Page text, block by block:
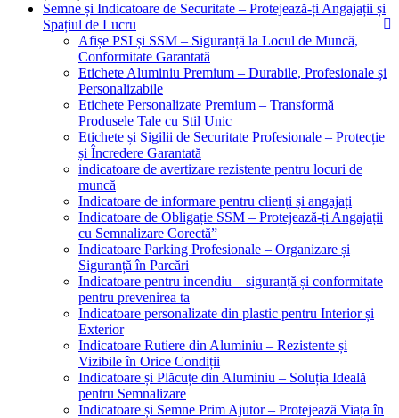
Semne și Indicatoare de Securitate – Protejează-ți Angajații și
Spațiul de Lucru
Afișe PSI și SSM – Siguranță la Locul de Muncă,
Conformitate Garantată
Etichete Aluminiu Premium – Durabile, Profesionale și
Personalizabile
Etichete Personalizate Premium – Transformă
Produsele Tale cu Stil Unic
Etichete și Sigilii de Securitate Profesionale – Protecție
și Încredere Garantată
indicatoare de avertizare rezistente pentru locuri de
muncă
Indicatoare de informare pentru clienți și angajați
Indicatoare de Obligație SSM – Protejează-ți Angajații
cu Semnalizare Corectă”
Indicatoare Parking Profesionale – Organizare și
Siguranță în Parcări
Indicatoare pentru incendiu – siguranță și conformitate
pentru prevenirea ta
Indicatoare personalizate din plastic pentru Interior și
Exterior
Indicatoare Rutiere din Aluminiu – Rezistente și
Vizibile în Orice Condiții
Indicatoare și Plăcuțe din Aluminiu – Soluția Ideală
pentru Semnalizare
Indicatoare și Semne Prim Ajutor – Protejează Viața în